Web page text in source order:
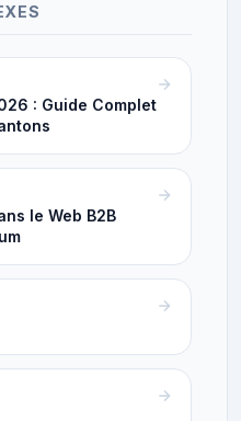
: Guide Complet
le Web B2B